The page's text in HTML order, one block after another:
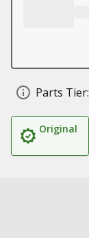
Parts Tier:
Original